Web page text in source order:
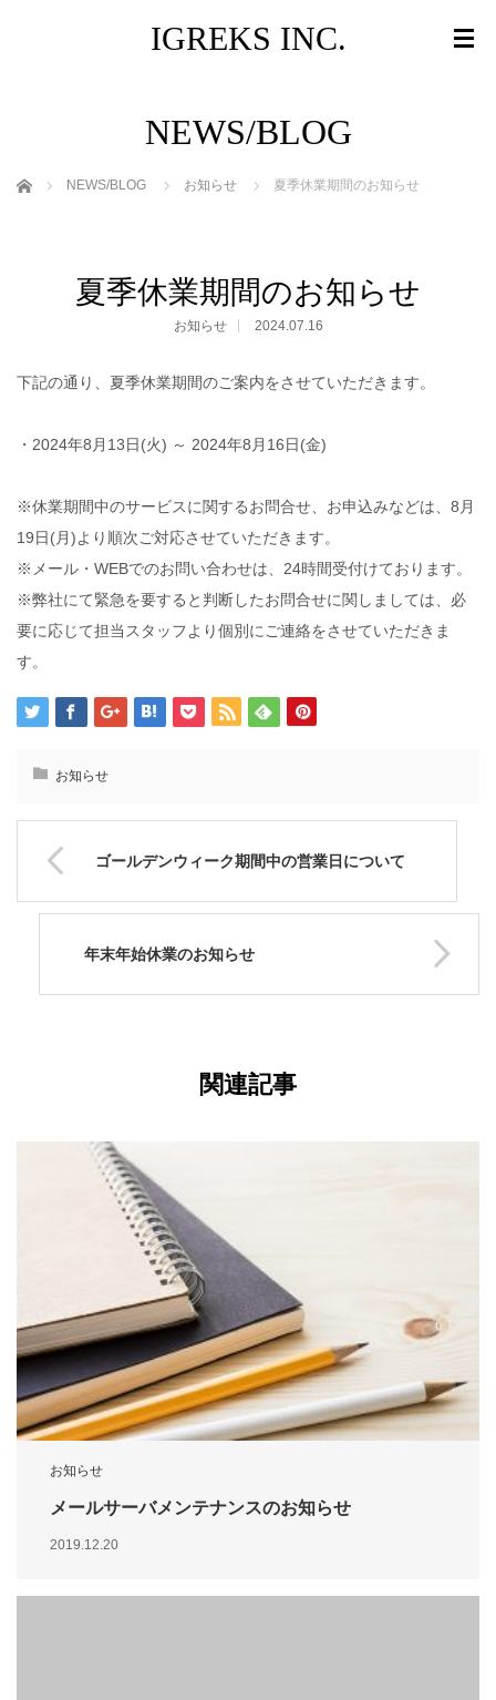
IGREKS INC.
NEWS/BLOG
ホーム NEWS/BLOG お知らせ 夏季休業期間のお知らせ
夏季休業期間のお知らせ
お知らせ 2024.07.16
下記の通り、夏季休業期間のご案内をさせていただきます。
・2024年8月13日(火) ～ 2024年8月16日(金)
※休業期間中のサービスに関するお問合せ、お申込みなどは、8月
19日(月)より順次ご対応させていただきます。
※メール・WEBでのお問い合わせは、24時間受付けております。
※弊社にて緊急を要すると判断したお問合せに関しましては、必
要に応じて担当スタッフより個別にご連絡をさせていただきま
す。
お知らせ
ゴールデンウィーク期間中の営業日について
年末年始休業のお知らせ
関連記事
お知らせ
メールサーバメンテナンスのお知らせ
2019.12.20